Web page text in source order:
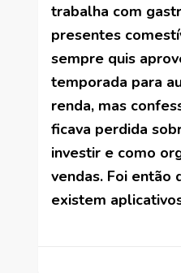
trabalha com
presentes
sempre quis
temporada para
renda, mas
ficava perdida
investir e como
vendas. Foi então
existem